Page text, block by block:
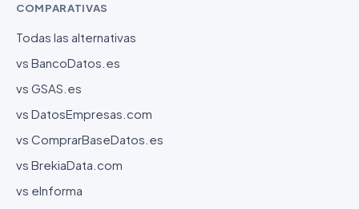
COMPARATIVAS
Todas las alternativas
vs BancoDatos.es
vs GSAS.es
vs DatosEmpresas.com
vs ComprarBaseDatos.es
vs BrekiaData.com
vs eInforma